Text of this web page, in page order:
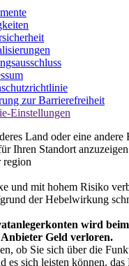
zur Barrierefreiheit
Einstellungen
Land oder eine andere
Ihren Standort
region
und mit hohem Risiko
der Hebelwirkung
wird
Geld verloren.
ob Sie sich über die
es sich leisten können, das